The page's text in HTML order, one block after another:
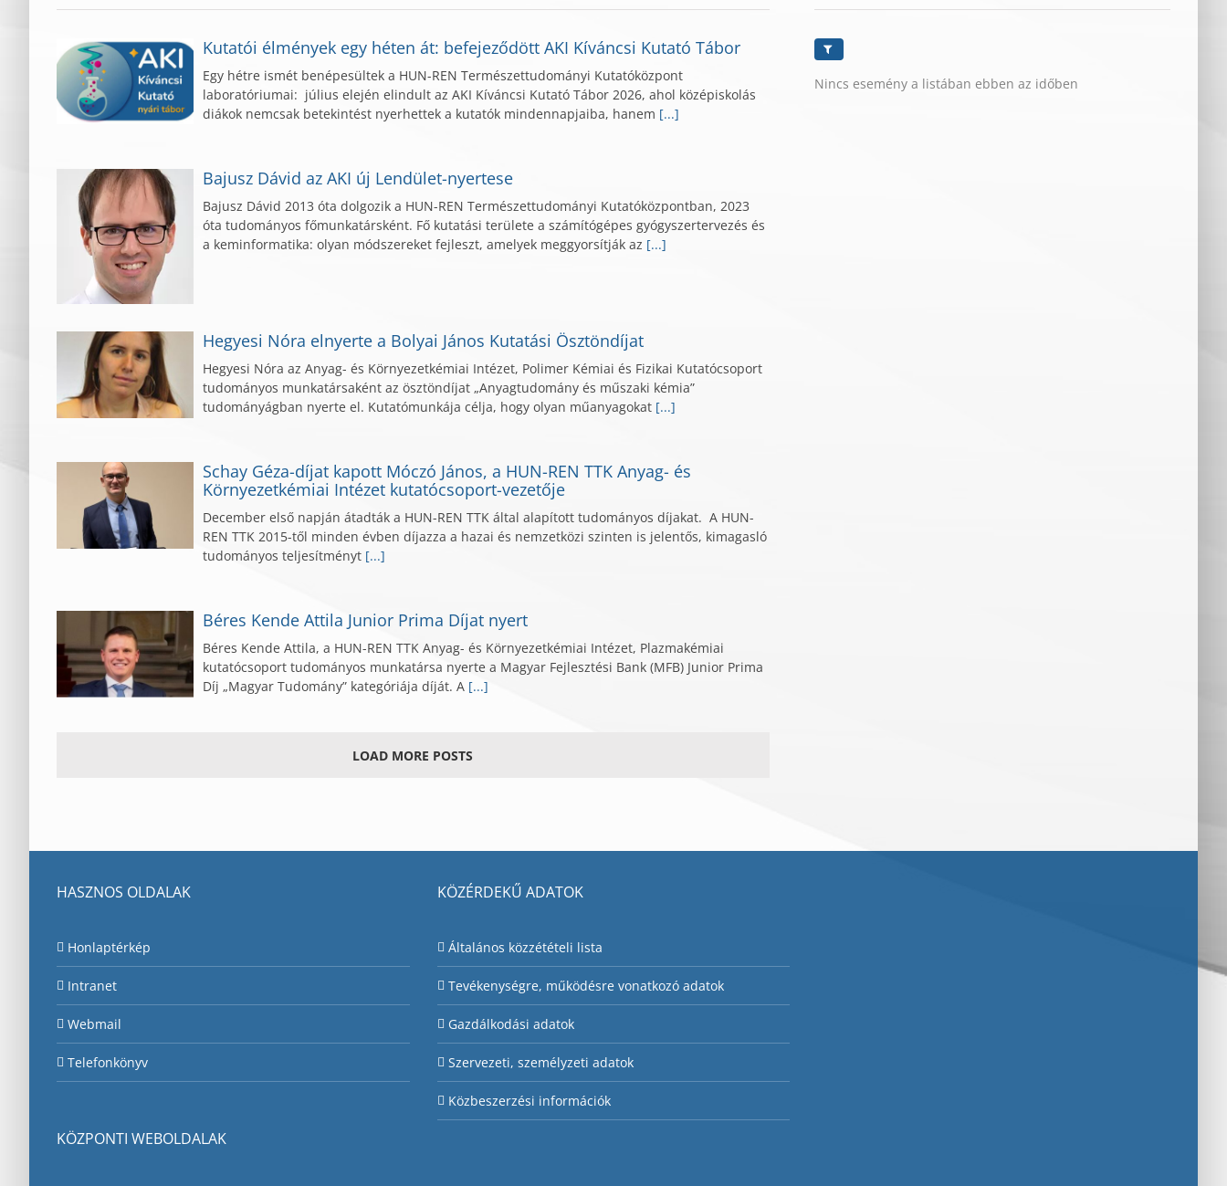
Kutatói élmények egy héten át: befejeződött AKI Kíváncsi Kutató Tábor
Egy hétre ismét benépesültek a HUN-REN Természettudományi Kutatóközpont
laboratóriumai: július elején elindult az AKI Kíváncsi Kutató Tábor 2026, ahol középiskolás
diákok nemcsak betekintést nyerhettek a kutatók mindennapjaiba, hanem [...]
Bajusz Dávid az AKI új Lendület-nyertese
Bajusz Dávid 2013 óta dolgozik a HUN-REN Természettudományi Kutatóközpontban, 2023
óta tudományos főmunkatársként. Fő kutatási területe a számítógépes gyógyszertervezés és
a keminformatika: olyan módszereket fejleszt, amelyek meggyorsítják az [...]
Hegyesi Nóra elnyerte a Bolyai János Kutatási Ösztöndíjat
Hegyesi Nóra az Anyag- és Környezetkémiai Intézet, Polimer Kémiai és Fizikai Kutatócsoport
tudományos munkatársaként az ösztöndíjat „Anyagtudomány és műszaki kémia”
tudományágban nyerte el. Kutatómunkája célja, hogy olyan műanyagokat [...]
Schay Géza-díjat kapott Móczó János, a HUN-REN TTK Anyag- és
Környezetkémiai Intézet kutatócsoport-vezetője
December első napján átadták a HUN-REN TTK által alapított tudományos díjakat. A HUN-
REN TTK 2015-től minden évben díjazza a hazai és nemzetközi szinten is jelentős, kimagasló
tudományos teljesítményt [...]
Béres Kende Attila Junior Prima Díjat nyert
Béres Kende Attila, a HUN-REN TTK Anyag- és Környezetkémiai Intézet, Plazmakémiai
kutatócsoport tudományos munkatársa nyerte a Magyar Fejlesztési Bank (MFB) Junior Prima
Díj „Magyar Tudomány” kategóriája díját. A [...]
LOAD MORE POSTS
Nincs esemény a listában ebben az időben
HASZNOS OLDALAK
Honlaptérkép
Intranet
Webmail
Telefonkönyv
KÖZPONTI WEBOLDALAK
KÖZÉRDEKŰ ADATOK
Általános közzétételi lista
Tevékenységre, működésre vonatkozó adatok
Gazdálkodási adatok
Szervezeti, személyzeti adatok
Közbeszerzési információk